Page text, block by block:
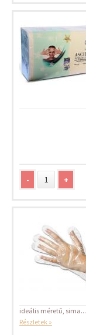
- +
ideális méretű, sima...
Részletek »